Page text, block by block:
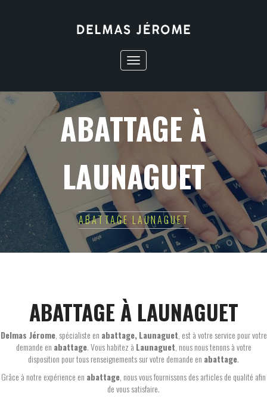
Toggle
navigation
ABATTAGE À
LAUNAGUET
ABATTAGE LAUNAGUET
ABATTAGE À LAUNAGUET
Delmas Jérome, spécialiste en abattage, Launaguet, est à votre service pour votre
demande en abattage. Vous habitez à Launaguet, nous nous tenons à votre
disposition pour tous renseignements sur votre demande en abattage.
Grâce à notre expérience en abattage, nous vous fournissons des articles de qualité afin
de vous satisfaire.